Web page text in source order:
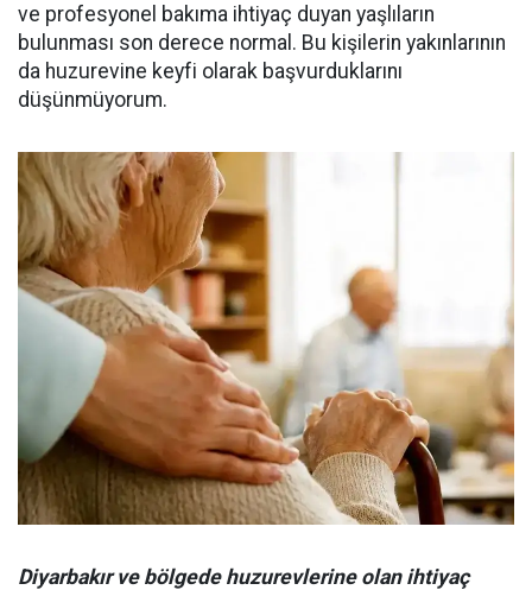
ve profesyonel bakıma ihtiyaç duyan yaşlıların
bulunması son derece normal. Bu kişilerin yakınlarının
da huzurevine keyfi olarak başvurduklarını
düşünmüyorum.
Diyarbakır ve bölgede huzurevlerine olan ihtiyaç